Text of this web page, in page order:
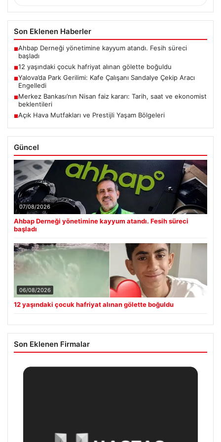
Son Eklenen Haberler
■Ahbap Derneği yönetimine kayyum atandı. Fesih süreci
başladı
■12 yaşındaki çocuk hafriyat alınan gölette boğuldu
■Yalova’da Park Gerilimi: Kafe Çalışanı Sandalye Çekip Aracı
Engelledi
■Merkez Bankası’nın Nisan faiz kararı: Tarih, saat ve ekonomist
beklentileri
■Açık Hava Mutfakları ve Prestijli Yaşam Bölgeleri
Güncel
07/08/2026
Ahbap Derneği yönetimine kayyum atandı. Fesih süreci
başladı
06/08/2026
12 yaşındaki çocuk hafriyat alınan gölette boğuldu
Son Eklenen Firmalar